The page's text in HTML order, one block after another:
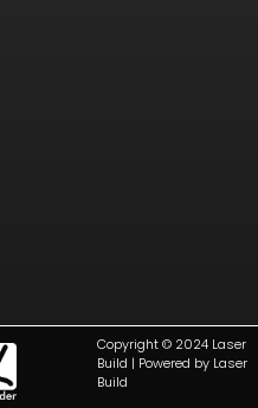
Copyright © 2024 Laser
Build | Powered by Laser
Build